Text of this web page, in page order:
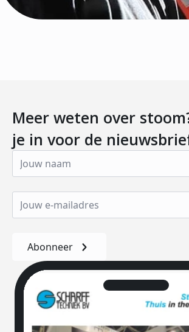
Meer weten over
je in voor de
Abonneer